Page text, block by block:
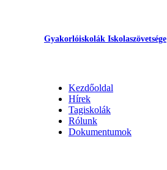
Gyakorlóiskolák Iskolaszövetsége
Kezdőoldal
Hírek
Tagiskolák
Rólunk
Dokumentumok